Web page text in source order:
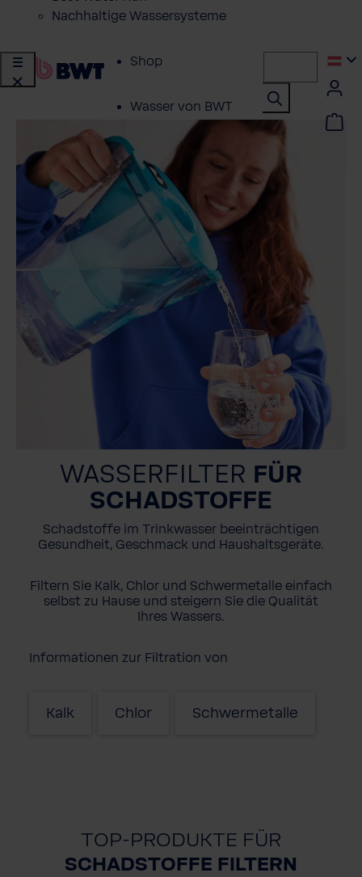
Nachhaltige Wassersysteme
Shop
Wasser von BWT
Produkte für
zuhause
Lösungen für
Geschäftskunden
Kundenservice
WASSERFILTER FÜR
SCHADSTOFFE
Schadstoffe im Trinkwasser beeinträchtigen
Gesundheit, Geschmack und Haushaltsgeräte.
Filtern Sie Kalk, Chlor und Schwermetalle einfach
selbst zu Hause und steigern Sie die Qualität
Ihres Wassers.
Informationen zur Filtration von
Kalk Chlor Schwermetalle
TOP-PRODUKTE FÜR
SCHADSTOFFE FILTERN